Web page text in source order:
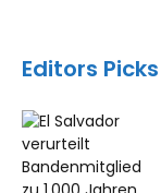
Editors Picks